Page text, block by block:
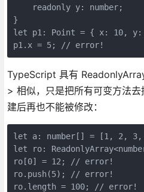
    readonly y: number;
}
let p1: Point = { x: 10, y:
p1.x = 5; // error!
TypeScript 具有
> 相似，只是把所有可变方法
建后再也不能被修改：
let a: number[] = [1, 2,
let ro:
ro[0] = 12; // error!
ro.push(5); // error!
ro.length = 100; // error!